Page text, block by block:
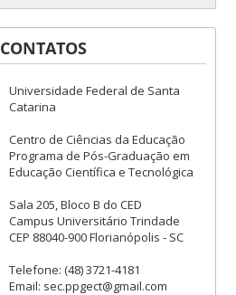
CONTATOS
Universidade Federal de Santa
Catarina
Centro de Ciências da Educação
Programa de Pós-Graduação em
Educação Científica e Tecnológica
Sala 205, Bloco B do CED
Campus Universitário Trindade
CEP 88040-900 Florianópolis - SC
Telefone: (48) 3721-4181
Email: sec.ppgect@gmail.com